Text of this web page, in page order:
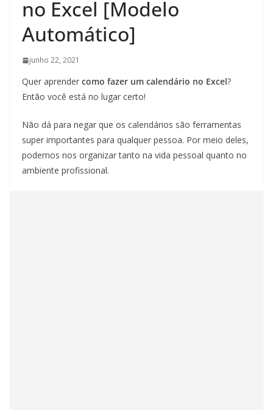
no Excel [Modelo
Automático]
junho 22, 2021
Quer aprender como fazer um calendário no Excel?
Então você está no lugar certo!
Não dá para negar que os calendários são ferramentas
super importantes para qualquer pessoa. Por meio deles,
podemos nos organizar tanto na vida pessoal quanto no
ambiente profissional.